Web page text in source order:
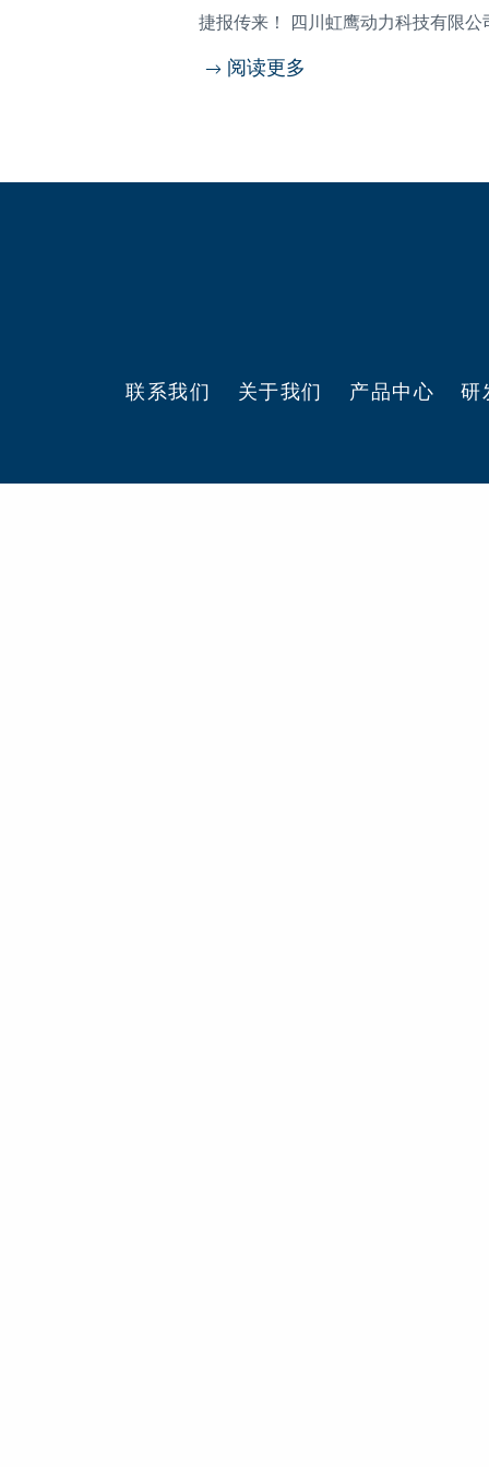
捷报传来！ 四川虹鹰动力科技有限
阅读更多
联系我们 关于我们 产品中心 研